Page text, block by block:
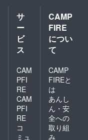
くださ
い） ※
大人
（高校
生以
上）1名
の参加
す。 ※
工具は
ご用意
しま
す。 ※
詳細の
ご案内
をお申
し込み
サ
ー
ビ
ス
CAM
PFI
RE
CAM
PFI
RE
コ
ミュ
CAMP
FIRE
につい
て
CAMP
FIREと
は
あんし
ん・安
全への
取り組
み